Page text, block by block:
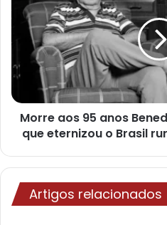
l
Morre aos 95 anos
que eternizou o Brasil
Artigos relacionados